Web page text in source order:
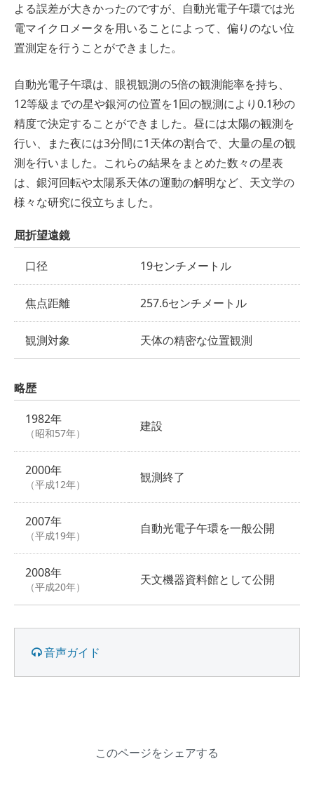
よる誤差が大きかったのですが、自動光電子午環では光
電マイクロメータを用いることによって、偏りのない位
置測定を行うことができました。
自動光電子午環は、眼視観測の5倍の観測能率を持ち、
12等級までの星や銀河の位置を1回の観測により0.1秒の
精度で決定することができました。昼には太陽の観測を
行い、また夜には3分間に1天体の割合で、大量の星の観
測を行いました。これらの結果をまとめた数々の星表
は、銀河回転や太陽系天体の運動の解明など、天文学の
様々な研究に役立ちました。
屈折望遠鏡
口径
19センチメートル
焦点距離 257.6センチメートル
観測対象 天体の精密な位置観測
略歴
1982年
（昭和57年） 建設
2000年
（平成12年） 観測終了
2007年
（平成19年） 自動光電子午環を一般公開
2008年
（平成20年） 天文機器資料館として公開
音声ガイド
このページをシェアする